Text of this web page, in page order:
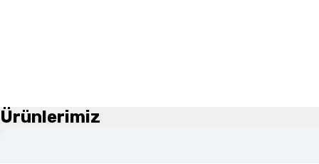
Ürünlerimiz